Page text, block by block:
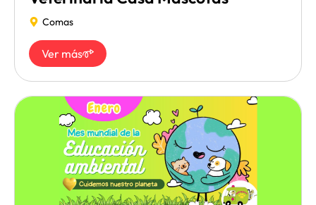
Comas
Ver más